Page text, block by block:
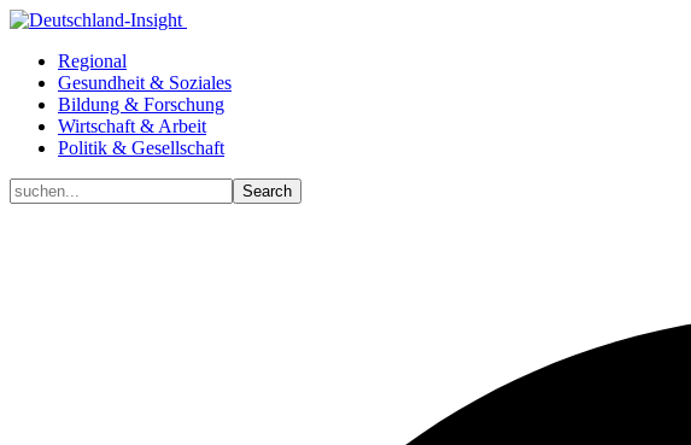
Regional
Gesundheit & Soziales
Bildung & Forschung
Wirtschaft & Arbeit
Politik & Gesellschaft